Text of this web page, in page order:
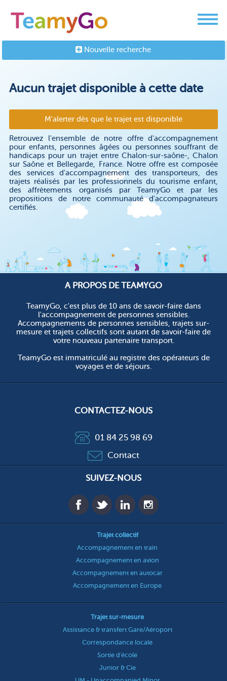
Nouvelle recherche
Aucun trajet disponible à cette date
M'alerter dès que le trajet est disponible
Retrouvez l'ensemble de notre offre d'accompagnement
pour enfants, personnes âgées ou personnes souffrant de
handicaps pour un trajet entre Chalon-sur-saône-, Chalon
sur Saône et Bellegarde, France. Notre offre est composée
des services d'accompagnement des transporteurs, des
trajets réalisés par les professionnels du tourisme enfant,
des affrètements organisés par TeamyGo et par les
propositions de notre communauté d'accompagnateurs
certifiés.
A PROPOS DE TEAMYGO
TeamyGo, c'est plus de 10 ans de savoir-faire dans
l'accompagnement de personnes sensibles.
Accompagnements de personnes sensibles, trajets sur-
mesure et trajets collectifs sont autant de savoir-faire de
votre nouveau partenaire transport.
TeamyGo est immatriculé au registre des opérateurs de
voyages et de séjours.
CONTACTEZ-NOUS
01 84 25 98 69
Contact
SUIVEZ-NOUS
Trajet collectif
Accompagnement en train
Accompagnement en avion
Accompagnement en autocar
Accompagnement en Europe
Trajet sur-mesure
Assistance & transfert Gare/Aéroport
Correspondance locale
Sortie d'école
Junior & Cie